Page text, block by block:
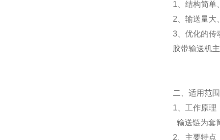
1、结构简单
2、输送量大
3、优化的传
胶带输送机
二、适用范
1、工作原理
输送链为套
2、主要特点